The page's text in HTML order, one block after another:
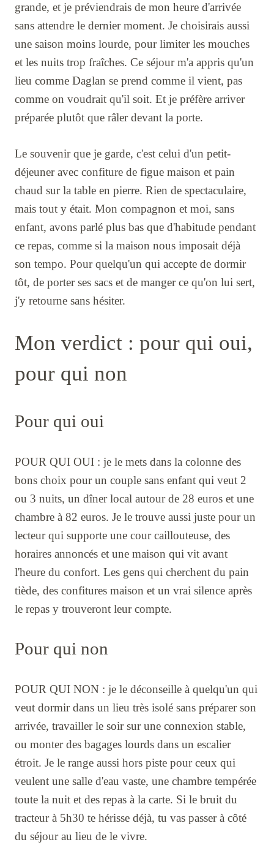
grande, et je préviendrais de mon heure d'arrivée
sans attendre le dernier moment. Je choisirais aussi
une saison moins lourde, pour limiter les mouches
et les nuits trop fraîches. Ce séjour m'a appris qu'un
lieu comme Daglan se prend comme il vient, pas
comme on voudrait qu'il soit. Et je préfère arriver
préparée plutôt que râler devant la porte.
Le souvenir que je garde, c'est celui d'un petit-
déjeuner avec confiture de figue maison et pain
chaud sur la table en pierre. Rien de spectaculaire,
mais tout y était. Mon compagnon et moi, sans
enfant, avons parlé plus bas que d'habitude pendant
ce repas, comme si la maison nous imposait déjà
son tempo. Pour quelqu'un qui accepte de dormir
tôt, de porter ses sacs et de manger ce qu'on lui sert,
j'y retourne sans hésiter.
Mon verdict : pour qui oui,
pour qui non
Pour qui oui
POUR QUI OUI : je le mets dans la colonne des
bons choix pour un couple sans enfant qui veut 2
ou 3 nuits, un dîner local autour de 28 euros et une
chambre à 82 euros. Je le trouve aussi juste pour un
lecteur qui supporte une cour caillouteuse, des
horaires annoncés et une maison qui vit avant
l'heure du confort. Les gens qui cherchent du pain
tiède, des confitures maison et un vrai silence après
le repas y trouveront leur compte.
Pour qui non
POUR QUI NON : je le déconseille à quelqu'un qui
veut dormir dans un lieu très isolé sans préparer son
arrivée, travailler le soir sur une connexion stable,
ou monter des bagages lourds dans un escalier
étroit. Je le range aussi hors piste pour ceux qui
veulent une salle d'eau vaste, une chambre tempérée
toute la nuit et des repas à la carte. Si le bruit du
tracteur à 5h30 te hérisse déjà, tu vas passer à côté
du séjour au lieu de le vivre.